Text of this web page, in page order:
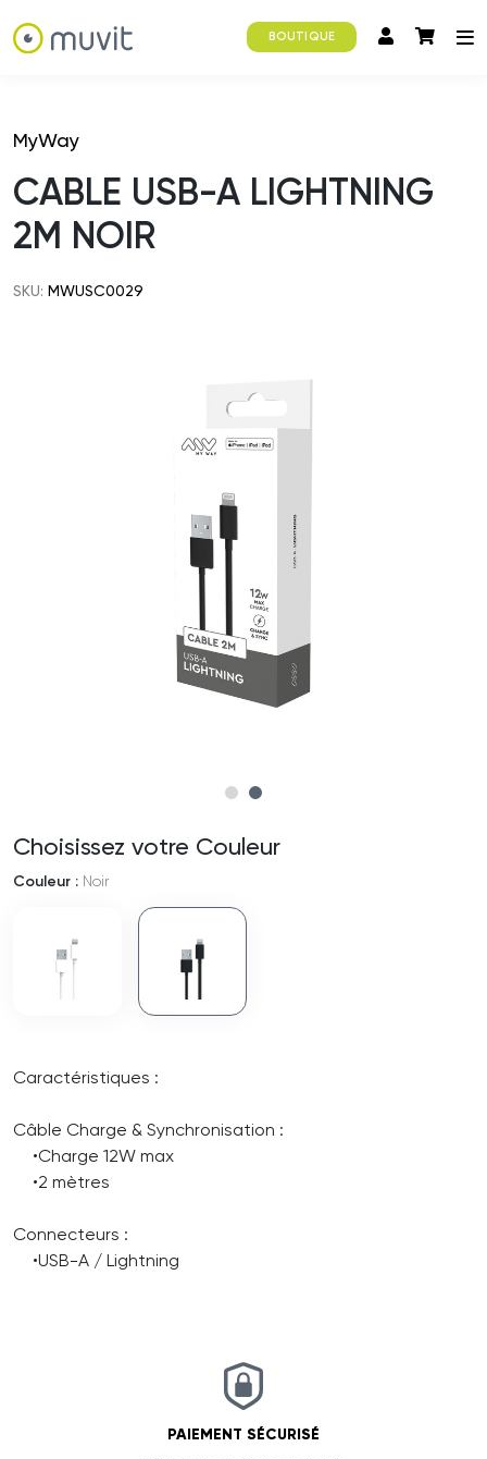
BOUTIQUE
MyWay
CABLE USB-A LIGHTNING
2M NOIR
SKU: MWUSC0029
Choisissez votre Couleur
Couleur : Noir
Caractéristiques :
Câble Charge & Synchronisation :
•Charge 12W max
•2 mètres
Connecteurs :
•USB-A / Lightning
PAIEMENT SÉCURISÉ